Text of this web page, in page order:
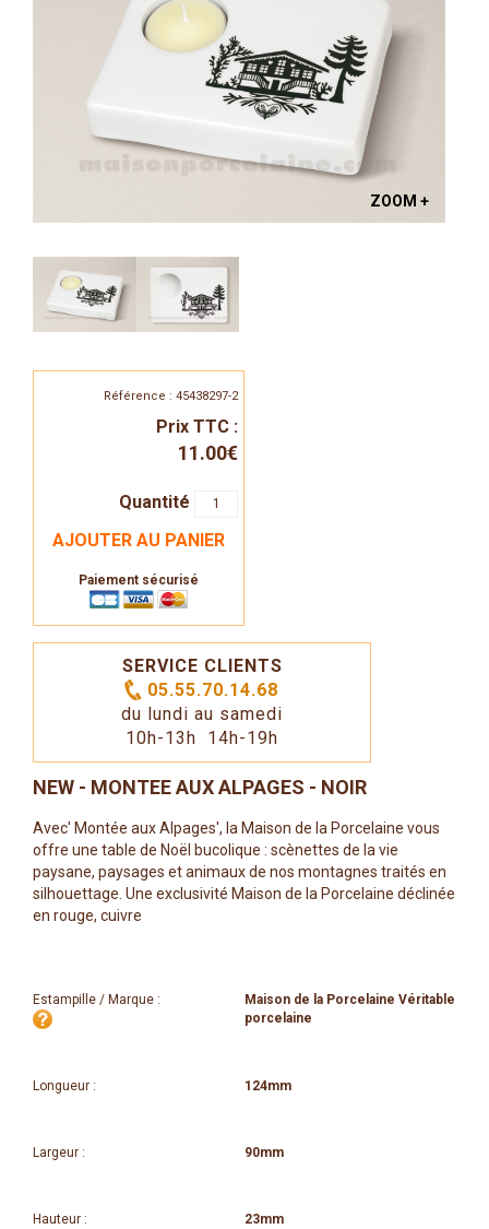
ZOOM +
Référence : 45438297-2
Prix TTC :
11.00€
Quantité
AJOUTER AU PANIER
Paiement sécurisé
SERVICE CLIENTS
05.55.70.14.68
du lundi au samedi
10h-13h 14h-19h
NEW - MONTEE AUX ALPAGES - NOIR
Avec' Montée aux Alpages', la Maison de la Porcelaine vous
offre une table de Noël bucolique : scènettes de la vie
paysane, paysages et animaux de nos montagnes traités en
silhouettage. Une exclusivité Maison de la Porcelaine déclinée
en rouge, cuivre
Estampille / Marque :
Maison de la Porcelaine Véritable
porcelaine
Longueur : 124mm
Largeur : 90mm
Hauteur : 23mm